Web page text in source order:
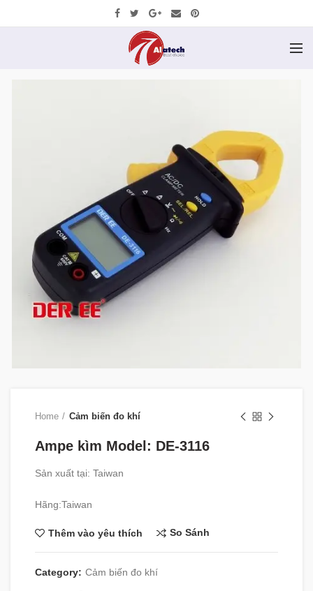
Home Cảm biến đo khí
Ampe kìm Model: DE-3116
Sản xuất tại: Taiwan
Hãng:Taiwan
Thêm vào yêu thích So Sánh
Category: Cảm biến đo khí